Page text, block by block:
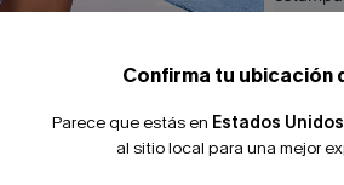
Confirma tu ubicación
Parece que estás en Estados Unidos
al sitio local para una mejor
-